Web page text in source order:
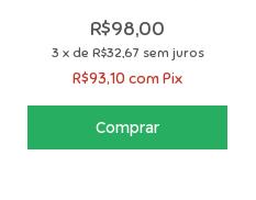
Canetinhas
R$98,00
3 x de R$32,67 sem juros
R$93,10comPix